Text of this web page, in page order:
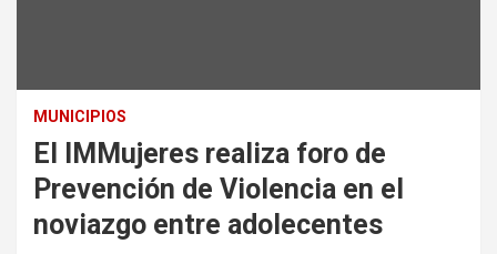
MUNICIPIOS
El IMMujeres realiza foro de
Prevención de Violencia en el
noviazgo entre adolecentes